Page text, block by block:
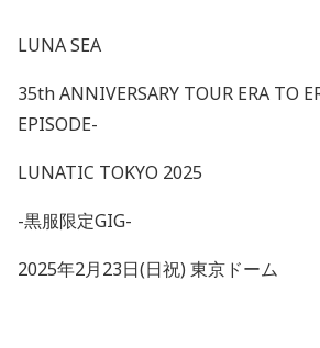
LUNA SEA
35th ANNIVERSARY TOUR ERA TO
EPISODE-
LUNATIC TOKYO 2025
-黒服限定GIG-
2025年2月23日(日祝) 東京ドーム